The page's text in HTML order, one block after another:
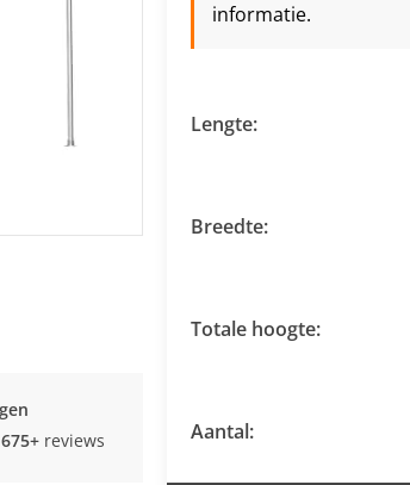
reviews
informatie.
Lengte:
Breedte:
Totale hoogte:
Aantal: